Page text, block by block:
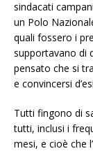
sindacati
un Polo
quali fossero i
supportavano di
pensato che si
e convincersi
Tutti fingono di
tutti, inclusi i
mesi, e cioè che